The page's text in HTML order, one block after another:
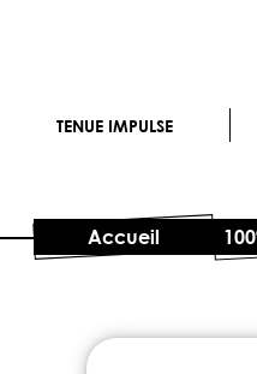
TENUE IMPULSE
Accueil